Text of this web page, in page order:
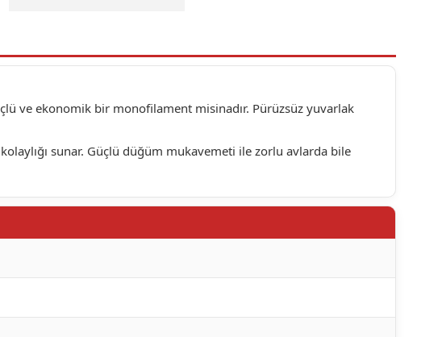
ve ekonomik bir monofilament misinadır. Pürüzsüz yuvarlak
sunar. Güçlü düğüm mukavemeti ile zorlu avlarda bile